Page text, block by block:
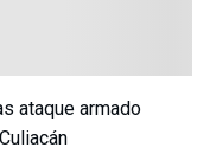
ataque armado